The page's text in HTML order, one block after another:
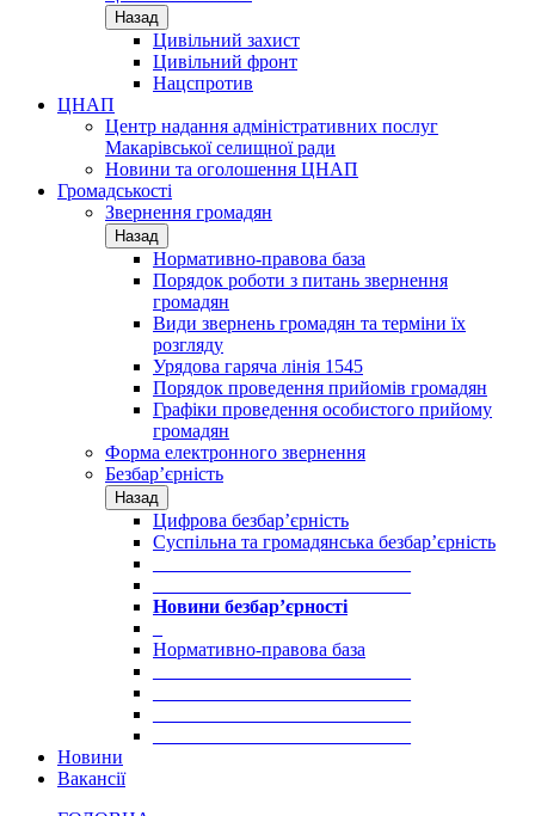
Назад
Цивільний захист
Цивільний фронт
Нацспротив
ЦНАП
Центр надання адміністративних послуг
Макарівської селищної ради
Новини та оголошення ЦНАП
Громадськості
Звернення громадян
Назад
Нормативно-правова база
Порядок роботи з питань звернення
громадян
Види звернень громадян та терміни їх
розгляду
Урядова гаряча лінія 1545
Порядок проведення прийомів громадян
Графіки проведення особистого прийому
громадян
Форма електронного звернення
Безбар’єрність
Назад
Цифрова безбар’єрність
Суспільна та громадянська безбар’єрність
Новини безбар’єрності
Нормативно-правова база
Новини
Вакансії